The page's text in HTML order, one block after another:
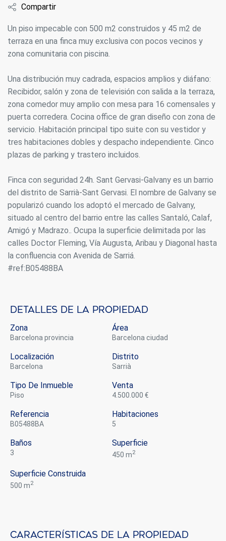
Compartir
Un piso impecable con 500 m2 construidos y 45 m2 de
terraza en una finca muy exclusiva con pocos vecinos y
zona comunitaria con piscina.
Una distribución muy cadrada, espacios amplios y diáfano:
Recibidor, salón y zona de televisión con salida a la terraza,
zona comedor muy amplio con mesa para 16 comensales y
puerta corredera. Cocina office de gran diseño con zona de
servicio. Habitación principal tipo suite con su vestidor y
tres habitaciones dobles y despacho independiente. Cinco
plazas de parking y trastero incluidos.
Finca con seguridad 24h. Sant Gervasi-Galvany es un barrio
del distrito de Sarrià-Sant Gervasi. El nombre de Galvany se
popularizó cuando los adoptó el mercado de Galvany,
situado al centro del barrio entre las calles Santaló, Calaf,
Amigó y Madrazo.. Ocupa la superficie delimitada por las
calles Doctor Fleming, Vía Augusta, Aribau y Diagonal hasta
la confluencia con Avenida de Sarriá.
#ref:B05488BA
Detalles de la propiedad
Zona
Barcelona provincia
Área
Barcelona ciudad
Localización
Barcelona
Distrito
Sarrià
Tipo De Inmueble
piso
Venta
4.500.000 €
Referencia
B05488BA
Habitaciones
5
Baños
3
Superficie
450 m2
Superficie Construida
500 m2
Características de la propiedad